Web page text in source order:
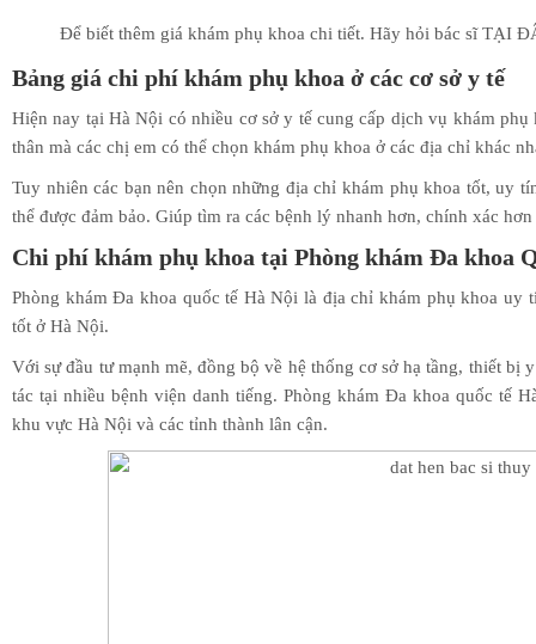
Để biết thêm giá khám phụ khoa chi tiết. Hãy hỏi bác sĩ TẠI
Bảng giá chi phí khám phụ khoa ở các cơ sở y tế
Hiện nay tại Hà Nội có nhiều cơ sở y tế cung cấp dịch vụ khám
thân mà các chị em có thể chọn khám phụ khoa ở các địa chỉ khác
Tuy nhiên các bạn nên chọn những địa chỉ khám phụ khoa tốt, uy
thể được đảm bảo. Giúp tìm ra các bệnh lý nhanh hơn, chính xác
Chi phí khám phụ khoa tại Phòng khám Đa khoa
Phòng khám Đa khoa quốc tế Hà Nội là địa chỉ khám phụ khoa uy
tốt ở Hà Nội.
Với sự đầu tư mạnh mẽ, đồng bộ về hệ thống cơ sở hạ tầng, thiết bị
tác tại nhiều bệnh viện danh tiếng. Phòng khám Đa khoa quốc tế
khu vực Hà Nội và các tỉnh thành lân cận.